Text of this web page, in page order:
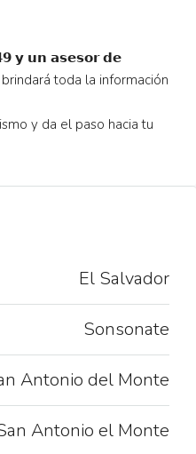
𝘆 𝘂𝗻 𝗮𝘀𝗲𝘀𝗼𝗿 𝗱𝗲
toda la información
y da el paso hacia tu
El Salvador
Sonsonate
Antonio del Monte
Antonio el Monte